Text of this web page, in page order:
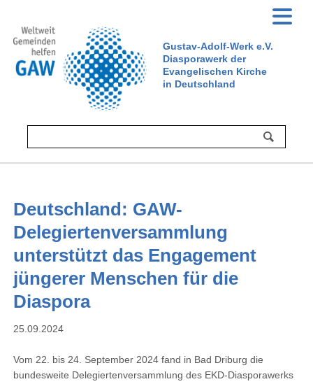
Gustav-Adolf-Werk e.V.
Diasporawerk der
Evangelischen Kirche
in Deutschland
Deutschland: GAW-
Delegiertenversammlung
unterstützt das Engagement
jüngerer Menschen für die
Diaspora
25.09.2024
Vom 22. bis 24. September 2024 fand in Bad Driburg die
bundesweite Delegiertenversammlung des EKD-Diasporawerks